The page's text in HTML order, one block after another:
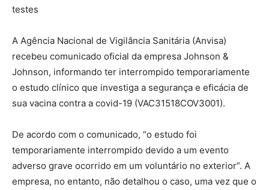
testes
A Agência Nacional de Vigilância Sanitária (Anvisa)
recebeu comunicado oficial da empresa Johnson &
Johnson, informando ter interrompido temporariamente
o estudo clínico que investiga a segurança e eficácia de
sua vacina contra a covid-19 (VAC31518COV3001).
De acordo com o comunicado, “o estudo foi
temporariamente interrompido devido a um evento
adverso grave ocorrido em um voluntário no exterior”. A
empresa, no entanto, não detalhou o caso, uma vez que o